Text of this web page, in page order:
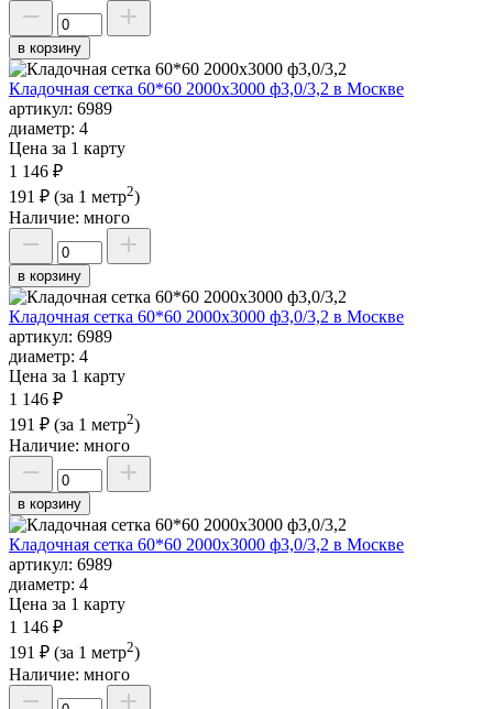
в корзину
Кладочная сетка 60*60 2000х3000 ф3,0/3,2 в Москве
артикул: 6989
диаметр: 4
Цена за 1 карту
1 146 ₽
191 ₽ (за 1 метр2)
Наличие: много
в корзину
Кладочная сетка 60*60 2000х3000 ф3,0/3,2 в Москве
артикул: 6989
диаметр: 4
Цена за 1 карту
1 146 ₽
191 ₽ (за 1 метр2)
Наличие: много
в корзину
Кладочная сетка 60*60 2000х3000 ф3,0/3,2 в Москве
артикул: 6989
диаметр: 4
Цена за 1 карту
1 146 ₽
191 ₽ (за 1 метр2)
Наличие: много